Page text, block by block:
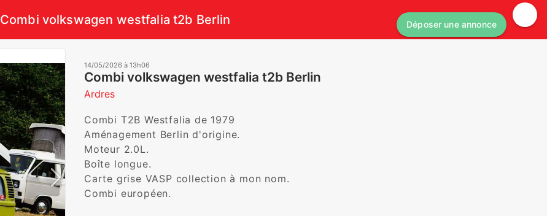
Combi volkswagen westfalia t2b Berlin Déposer une annonce
14/05/2026 à 13h06
Combi volkswagen westfalia t2b Berlin
Ardres
Combi T2B Westfalia de 1979
Aménagement Berlin d'origine.
Moteur 2.0L.
Boîte longue.
Carte grise VASP collection à mon nom.
Combi européen.